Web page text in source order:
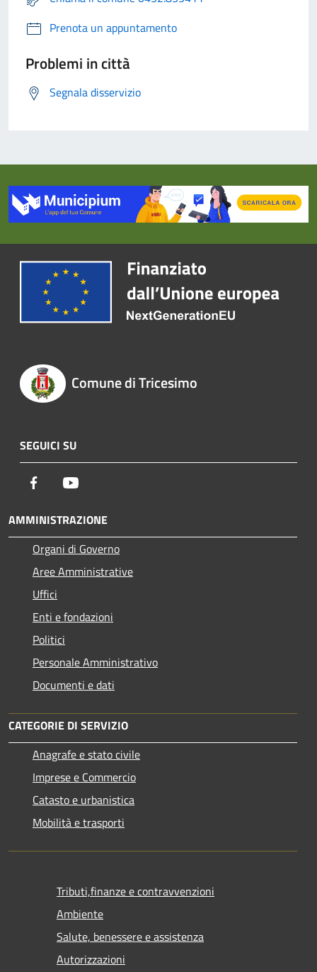
Prenota un appuntamento
Problemi in città
Segnala disservizio
Comune di Tricesimo
SEGUICI SU
Facebook
AMMINISTRAZIONE
Organi di Governo
Aree Amministrative
Uffici
Enti e fondazioni
Politici
Personale Amministrativo
Documenti e dati
CATEGORIE DI SERVIZIO
Anagrafe e stato civile
Imprese e Commercio
Catasto e urbanistica
Mobilità e trasporti
Tributi,finanze e contravvenzioni
Ambiente
Salute, benessere e assistenza
Autorizzazioni